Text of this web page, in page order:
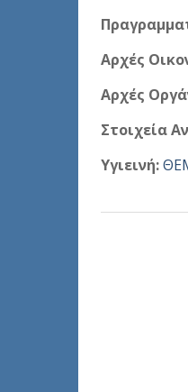
Αρχές
Αρχές
Στοιχεία
Υγιεινή: